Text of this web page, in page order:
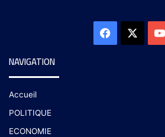
NAVIGATION
Accueil
POLITIQUE
ECONOMIE